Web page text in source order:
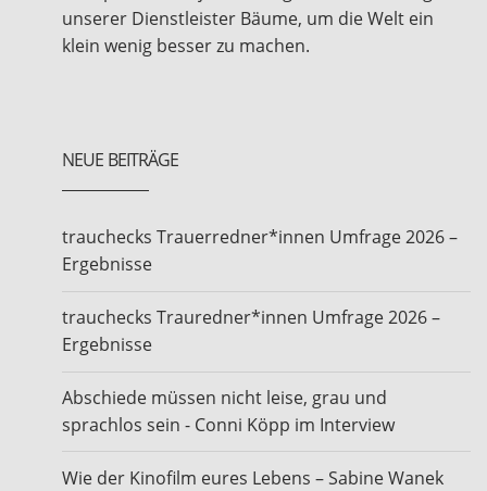
unserer Dienstleister Bäume, um die Welt ein
klein wenig besser zu machen.
NEUE BEITRÄGE
trauchecks Trauerredner*innen Umfrage 2026 –
Ergebnisse
trauchecks Trauredner*innen Umfrage 2026 –
Ergebnisse
Abschiede müssen nicht leise, grau und
sprachlos sein - Conni Köpp im Interview
Wie der Kinofilm eures Lebens – Sabine Wanek